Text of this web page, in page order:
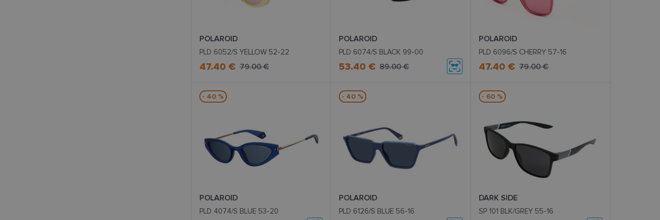
POLAROID
PLD 6052/S YELLOW 52-22
47.40 € 79.00 €
POLAROID
PLD 6074/S BLACK 99-00
53.40 € 89.00 €
POLAROID
PLD 6096/S CHERRY 57-16
47.40 € 79.00 €
- 40 %
POLAROID
PLD 4074/S BLUE 53-20
- 40 %
POLAROID
PLD 6126/S BLUE 56-16
- 60 %
DARK SIDE
SP 101 BLK/GREY 55-16